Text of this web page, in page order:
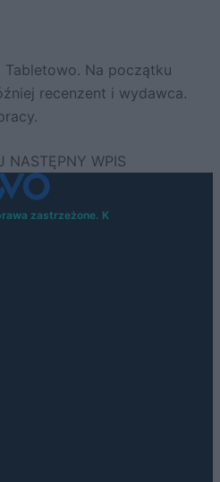
Tabletowo. Na początku
recenzent i wydawca.
zastrzeżone. K